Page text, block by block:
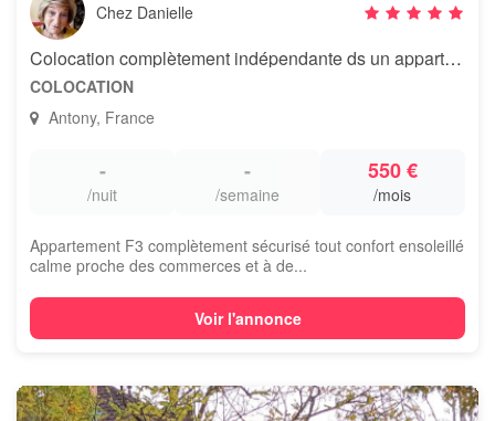
Chez Danielle
Colocation complètement indépendante ds un appartement
COLOCATION
Antony, France
-
/nuit
-
/semaine
550 €
/mois
Appartement F3 complètement sécurisé tout confort ensoleillé
calme proche des commerces et à de...
Voir l'annonce